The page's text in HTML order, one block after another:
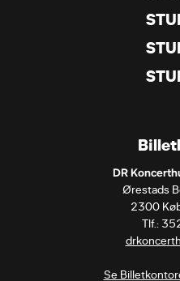
DR
Ørestads
2300
Se